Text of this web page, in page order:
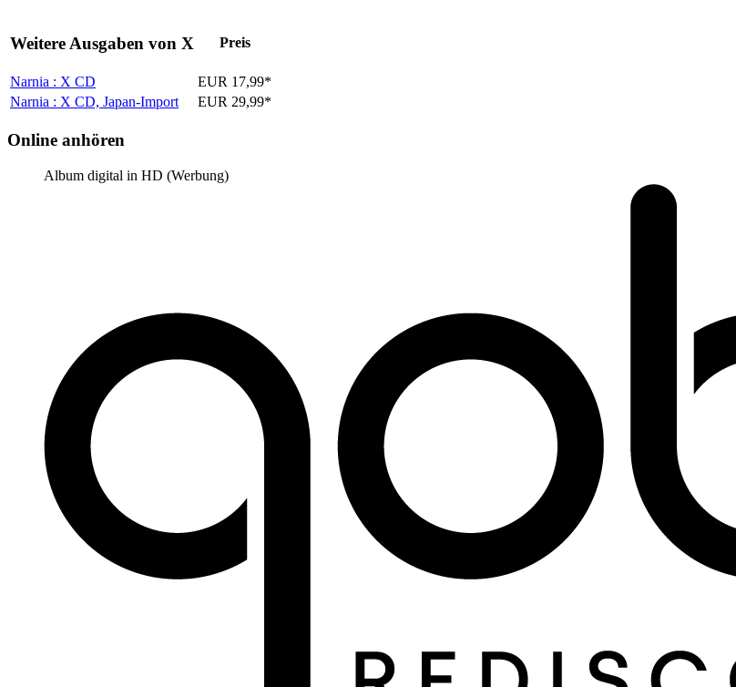
Weitere Ausgaben von X Preis
Narnia : X CD
EUR 17,99*
Narnia : X CD, Japan-Import EUR 29,99*
Online anhören
Album digital in HD (Werbung)